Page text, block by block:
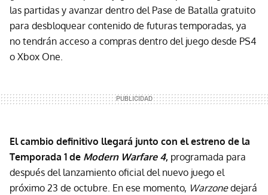
las partidas y avanzar dentro del Pase de Batalla gratuito
para desbloquear contenido de futuras temporadas, ya
no tendrán acceso a compras dentro del juego desde PS4
o Xbox One.
El cambio definitivo llegará junto con el estreno de la
Temporada 1 de Modern Warfare 4, programada para
después del lanzamiento oficial del nuevo juego el
próximo 23 de octubre. En ese momento, Warzonedejará